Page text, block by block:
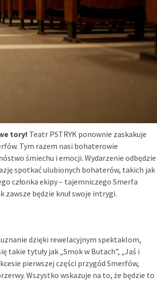
tory! Teatr PSTRYK ponownie zaskakuje
Tym razem nasi bohaterowie
śmiechu i emocji. Wydarzenie odbędzie
spotkać ulubionych bohaterów, takich jak
członka ekipy – tajemniczego Smerfa
zawsze będzie knuł swoje intrygi.
dzięki rewelacyjnym spektaklom,
takie tytuły jak „Smok w Butach”, „Jaś i
pierwszej części przygód Smerfów,
Wszystko wskazuje na to, że będzie to